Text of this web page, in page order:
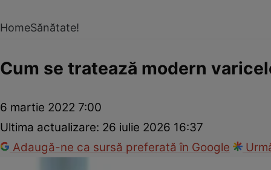
HomeSănătate!
Cum se tratează modern
6 martie 2022 7:00
Ultima actualizare: 26 iulie 2026 16:37
Adaugă-ne ca sursă preferată în Google